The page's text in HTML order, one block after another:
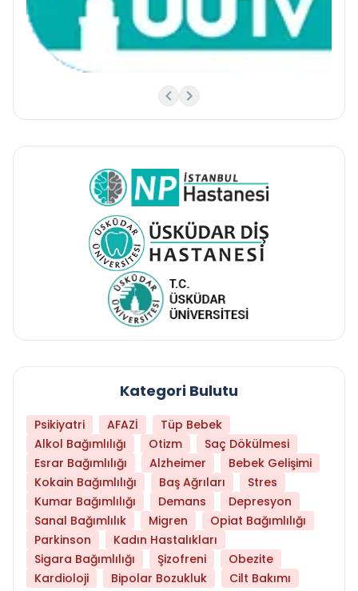
Kategori Bulutu
Psikiyatri AFAZİ
Tüp Bebek
Alkol Bağımlılığı
Otizm
Saç Dökülmesi
Esrar Bağımlılığı
Alzheimer
Bebek Gelişimi
Kokain Bağımlılığı
Baş Ağrıları
Stres
Kumar Bağımlılığı
Demans
Depresyon
Sanal Bağımlılık
Migren
Opiat Bağımlılığı
Parkinson
Kadın Hastalıkları
Sigara Bağımlılığı
Şizofreni
Obezite
Kardioloji
Bipolar Bozukluk Cilt Bakımı